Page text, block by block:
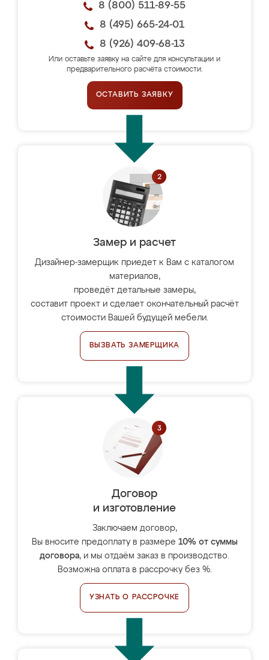
8 (800) 511-89-55
8 (495) 665-24-01
8 (926) 409-68-13
Или оставьте заявку на сайте для консультации и
предварительного расчёта стоимости.
ОСТАВИТЬ ЗАЯВКУ
Замер и расчет
Дизайнер-замерщик приедет к Вам с каталогом
материалов,
проведёт детальные замеры,
составит проект и сделает окончательный расчёт
стоимости Вашей будущей мебели.
ВЫЗВАТЬ ЗАМЕРЩИКА
Договор
и изготовление
Заключаем договор,
Вы вносите предоплату в размере 10% от суммы
договора, и мы отдаём заказ в производство.
Возможна оплата в рассрочку без %.
УЗНАТЬ О РАССРОЧКЕ